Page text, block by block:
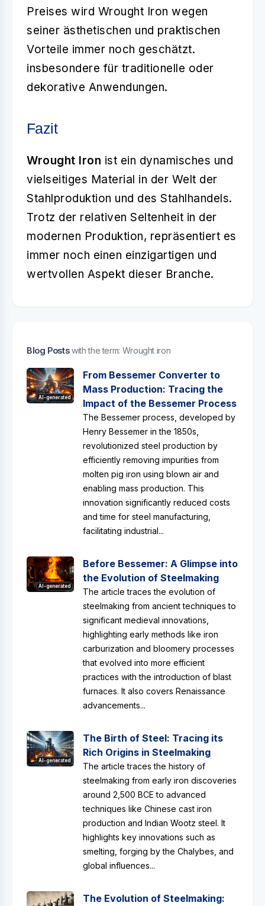
Preises wird Wrought Iron wegen
seiner ästhetischen und praktischen
Vorteile immer noch geschätzt.
insbesondere für traditionelle oder
dekorative Anwendungen.
Fazit
Wrought Iron ist ein dynamisches und
vielseitiges Material in der Welt der
Stahlproduktion und des Stahlhandels.
Trotz der relativen Seltenheit in der
modernen Produktion, repräsentiert es
immer noch einen einzigartigen und
wertvollen Aspekt dieser Branche.
Blog Postswith the term: Wrought iron
AI-generated
From Bessemer Converter to
Mass Production: Tracing the
Impact of the Bessemer Process
The Bessemer process, developed by
Henry Bessemer in the 1850s,
revolutionized steel production by
efficiently removing impurities from
molten pig iron using blown air and
enabling mass production. This
innovation significantly reduced costs
and time for steel manufacturing,
facilitating industrial...
AI-generated
Before Bessemer: A Glimpse into
the Evolution of Steelmaking
The article traces the evolution of
steelmaking from ancient techniques to
significant medieval innovations,
highlighting early methods like iron
carburization and bloomery processes
that evolved into more efficient
practices with the introduction of blast
furnaces. It also covers Renaissance
advancements...
AI-generated
The Birth of Steel: Tracing its
Rich Origins in Steelmaking
The article traces the history of
steelmaking from early iron discoveries
around 2,500 BCE to advanced
techniques like Chinese cast iron
production and Indian Wootz steel. It
highlights key innovations such as
smelting, forging by the Chalybes, and
global influences...
The Evolution of Steelmaking: